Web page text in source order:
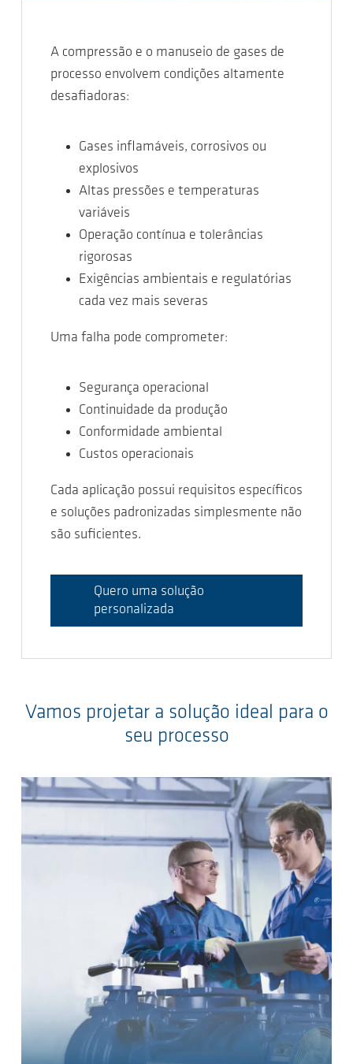
A compressão e o manuseio de gases de
processo envolvem condições altamente
desafiadoras:
Gases inflamáveis, corrosivos ou
explosivos
Altas pressões e temperaturas
variáveis
Operação contínua e tolerâncias
rigorosas
Exigências ambientais e regulatórias
cada vez mais severas
Uma falha pode comprometer:
Segurança operacional
Continuidade da produção
Conformidade ambiental
Custos operacionais
Cada aplicação possui requisitos específicos
e soluções padronizadas simplesmente não
são suficientes.
Quero uma solução
personalizada
Vamos projetar a solução ideal para o
seu processo